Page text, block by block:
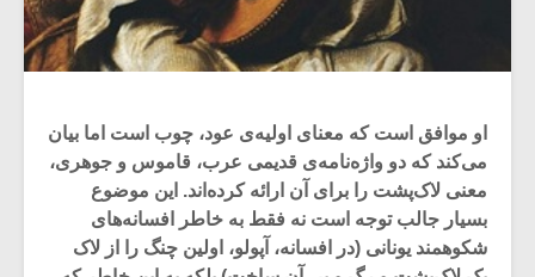
او موافق است که معنای اولیه‌ی عود، چوب است اما بیان
می‌کند که دو واژه‌نامه‌ی قدیمی عرب، قاموس و جوهری،
معنی لاک‌پشت را برای آن ارائه کرده‌اند. این موضوع
بسیار جالب توجه است نه فقط به خاطر افسانه‌های
شکوهمند یونانی (در افسانه، آپولو، اولین چنگ را از لاک